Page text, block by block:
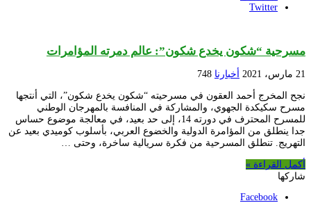
Twitter
مسرحية “شكون يخدع شكون”: عالم دمرته المؤامرات
21 مارس، 2021 أخبارنا 748
نجح المخرج أحمد العقون في مسرحيته “شكون يخدع شكون”، التي أنتجها
مسرح سكيكدة الجهوي، والمشاركة في المنافسة بالمهرجان الوطني
للمسرح المحترف في دورته 14، إلى حد بعيد، في معالجة موضوع حساس
جدا ينطلق من المؤامرة الدولية والخضوع العربي، بأسلوب كوميدي بعيد عن
التهريج. تنطلق المسرحية من فكرة سريالية ساخرة، وحتى …
أكمل القراءة »
شاركها
Facebook